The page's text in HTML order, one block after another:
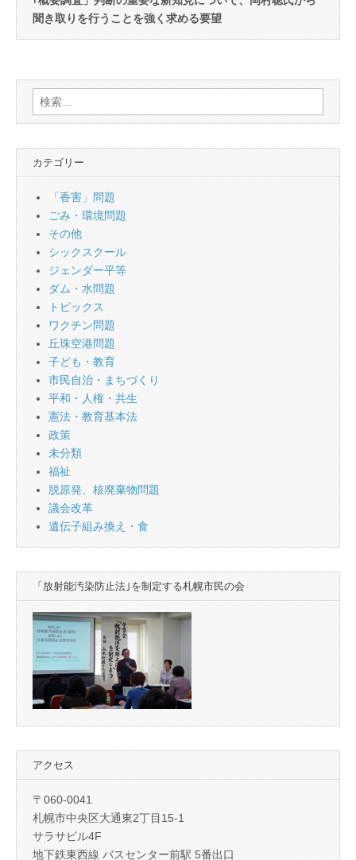
聞き取りを行うことを強く求める要望
検
索:
カテゴリー
「香害」問題
ごみ・環境問題
その他
シックスクール
ジェンダー平等
ダム・水問題
トピックス
ワクチン問題
丘珠空港問題
子ども・教育
市民自治・まちづくり
平和・人権・共生
憲法・教育基本法
政策
未分類
福祉
脱原発、核廃棄物問題
議会改革
遺伝子組み換え・食
「放射能汚染防止法｣を制定する札幌市民の会
アクセス
〒060-0041
札幌市中央区大通東2丁目15-1
サラサビル4F
地下鉄東西線 バスセンター前駅 5番出口